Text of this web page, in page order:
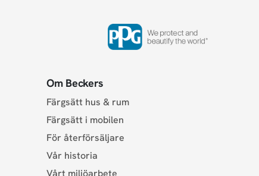
Om Beckers
Färgsätt hus & rum
Färgsätt i mobilen
För återförsäljare
Vår historia
Vårt miljöarbete